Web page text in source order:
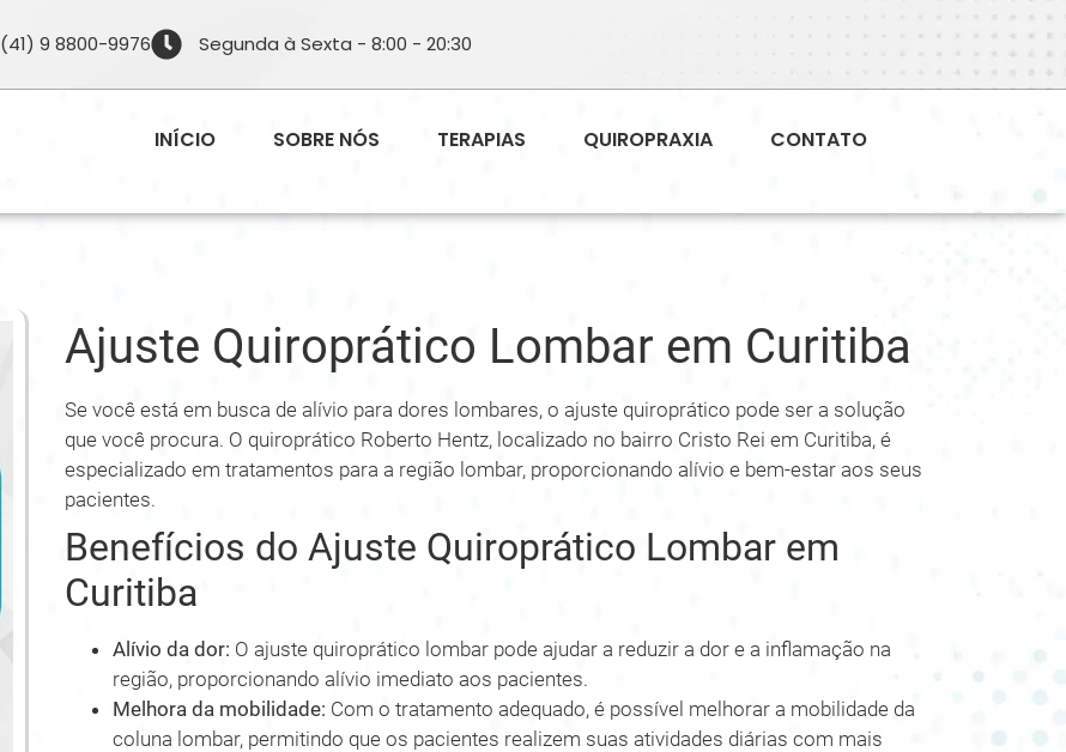
(41) 9 8800-9976 Segunda à Sexta - 8:00 - 20:30
INÍCIO SOBRE NÓS TERAPIAS QUIROPRAXIA CONTATO
Ajuste Quiroprático Lombar em Curitiba
Se você está em busca de alívio para dores lombares, o ajuste quiroprático pode ser a solução
que você procura. O quiroprático Roberto Hentz, localizado no bairro Cristo Rei em Curitiba, é
especializado em tratamentos para a região lombar, proporcionando alívio e bem-estar aos seus
pacientes.
Benefícios do Ajuste Quiroprático Lombar em
Curitiba
Alívio da dor: O ajuste quiroprático lombar pode ajudar a reduzir a dor e a inflamação na
região, proporcionando alívio imediato aos pacientes.
Melhora da mobilidade: Com o tratamento adequado, é possível melhorar a mobilidade da
coluna lombar, permitindo que os pacientes realizem suas atividades diárias com mais